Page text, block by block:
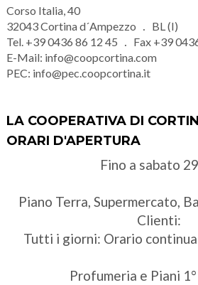
Corso Italia, 40
32043Cortina d´Ampezzo
BL (I)
Tel. +39 0436 86 12 45 Fax +39
E-Mail: info@coopcortina.com
PEC: info@pec.coopcortina.it
LA COOPERATIVA DI
ORARI D'APERTURA
Fino a sabato
Piano Terra, Supermercato,
Clienti:
Tutti i giorni: Orario
Profumeria e Piani 1°